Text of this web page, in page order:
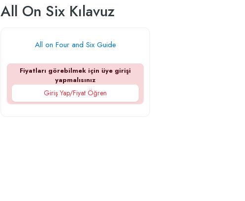
All On Six Kılavuz
All on Four and Six Guide
Fiyatları görebilmek için üye girişi
yapmalısınız
Giriş Yap/Fiyat Öğren